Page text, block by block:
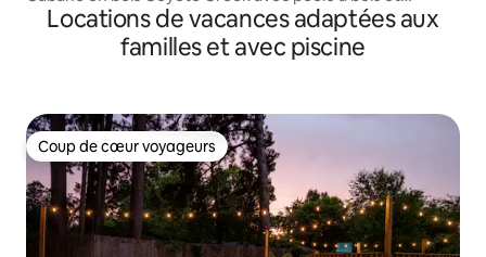
brasero
Locations de vacances adaptées aux
familles et avec piscine
Coup de cœur voyageurs
Coup de cœur voyageurs